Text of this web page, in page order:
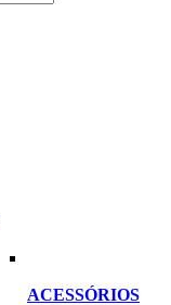
ACESSÓRIOS